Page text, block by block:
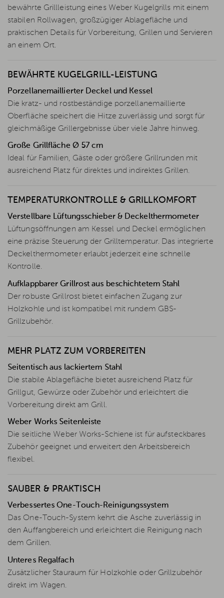
bewährte Grillleistung eines Weber Kugelgrills mit einem
stabilen Rollwagen, großzügiger Ablagefläche und
praktischen Details für Vorbereitung, Grillen und Servieren
an einem Ort.
BEWÄHRTE KUGELGRILL-LEISTUNG
Porzellanemaillierter Deckel und Kessel
Die kratz- und rostbeständige porzellanemaillierte
Oberfläche speichert die Hitze zuverlässig und sorgt für
gleichmäßige Grillergebnisse über viele Jahre hinweg.
Große Grillfläche Ø 57 cm
Ideal für Familien, Gäste oder größere Grillrunden mit
ausreichend Platz für direktes und indirektes Grillen.
TEMPERATURKONTROLLE & GRILLKOMFORT
Verstellbare Lüftungsschieber & Deckelthermometer
Lüftungsöffnungen am Kessel und Deckel ermöglichen
eine präzise Steuerung der Grilltemperatur. Das integrierte
Deckelthermometer erlaubt jederzeit eine schnelle
Kontrolle.
Aufklappbarer Grillrost aus beschichtetem Stahl
Der robuste Grillrost bietet einfachen Zugang zur
Holzkohle und ist kompatibel mit rundem GBS-
Grillzubehör.
MEHR PLATZ ZUM VORBEREITEN
Seitentisch aus lackiertem Stahl
Die stabile Ablagefläche bietet ausreichend Platz für
Grillgut, Gewürze oder Zubehör und erleichtert die
Vorbereitung direkt am Grill.
Weber Works Seitenleiste
Die seitliche Weber Works-Schiene ist für aufsteckbares
Zubehör geeignet und erweitert den Arbeitsbereich
flexibel.
SAUBER & PRAKTISCH
Verbessertes One-Touch-Reinigungssystem
Das One-Touch-System kehrt die Asche zuverlässig in
den Auffangbereich und erleichtert die Reinigung nach
dem Grillen.
Unteres Regalfach
Zusätzlicher Stauraum für Holzkohle oder Grillzubehör
direkt im Wagen.